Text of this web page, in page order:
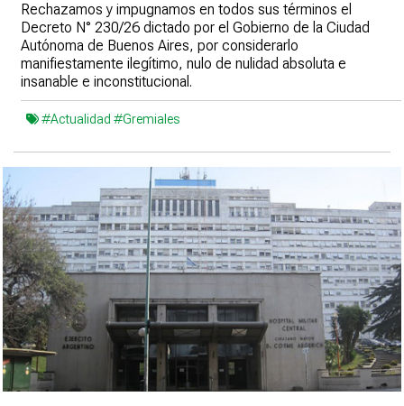
Rechazamos y impugnamos en todos sus términos el
Decreto N° 230/26 dictado por el Gobierno de la Ciudad
Autónoma de Buenos Aires, por considerarlo
manifiestamente ilegítimo, nulo de nulidad absoluta e
insanable e inconstitucional.
#Actualidad #Gremiales